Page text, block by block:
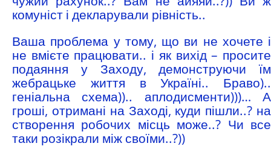
комуніст і декларували рівність..
Ваша проблема у тому, що ви не хочете і
не вмієте працювати.. і як вихід – просите
подаяння у Заходу, демонструючи їм
жебрацьке життя в Україні.. Браво)..
геніальна схема)).. аплодисменти)))… А
гроші, отримані на Заході, куди пішли..? на
створення робочих місць може..? Чи все
таки розікрали між своїми..?))